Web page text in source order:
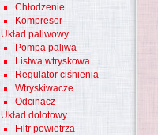
Chłodzenie
Kompresor
Układ paliwowy
Pompa paliwa
Listwa wtryskowa
Regulator ciśnienia
Wtryskiwacze
Odcinacz
Układ dolotowy
Filtr powietrza